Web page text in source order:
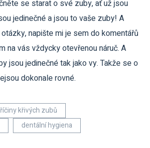
se starat o své zuby, ať už jsou
jedinečné a jsou to vaše zuby! A
napište mi je sem do komentářů
na vás vždycky otevřenou náruč. A
jsou jedinečné tak jako vy. Takže se o
dokonale rovné.
křivých zubů
dentální hygiena